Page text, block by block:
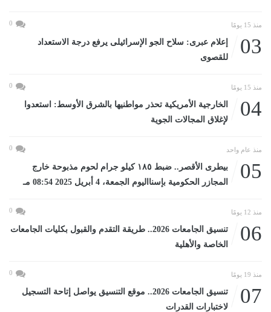
منذ 15 يومًا 0
03
إعلام عبرى: سلاح الجو الإسرائيلى يرفع درجة الاستعداد
للقصوى
منذ 15 يومًا 0
04
الخارجية الأمريكية تحذر مواطنيها بالشرق الأوسط: استعدوا
لإغلاق المجالات الجوية
منذ عام واحد 0
05
بيطرى الأقصر.. ضبط ١٨٥ كيلو جرام لحوم مذبوحة خارج
المجازر الحكومية بإسنااليوم الجمعة، 4 أبريل 2025 08:54 مـ
منذ 12 يومًا 0
06
تنسيق الجامعات 2026.. طريقة التقدم والقبول بكليات الجامعات
الخاصة والأهلية
منذ 19 يومًا 0
07
تنسيق الجامعات 2026.. موقع التنسيق يواصل إتاحة التسجيل
لاختبارات القدرات